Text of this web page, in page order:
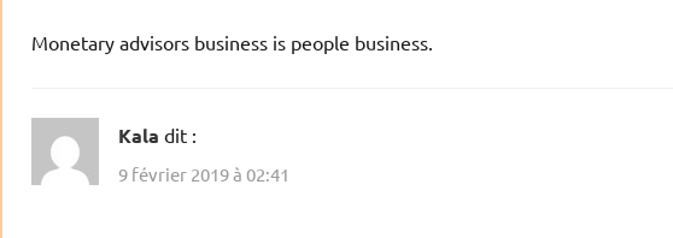
Monetary advisors business is people business.
Kala dit :
9 février 2019 à 02:41